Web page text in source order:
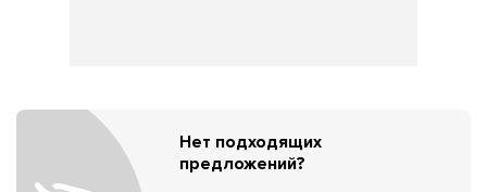
Нет подходящих
предложений?